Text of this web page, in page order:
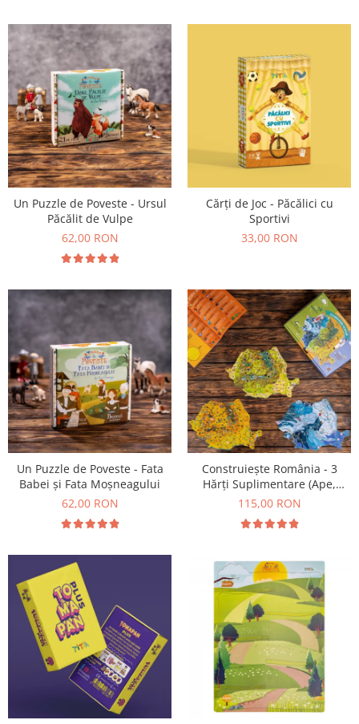
Un Puzzle de Poveste - Ursul
Păcălit de Vulpe
62,00 RON
Cărți de Joc - Păcălici cu
Sportivi
33,00 RON
Un Puzzle de Poveste - Fata
Babei și Fata Moșneagului
62,00 RON
Construiește România - 3
Hărți Suplimentare (Ape,
Resurse, Vegetație și Faună)
115,00 RON